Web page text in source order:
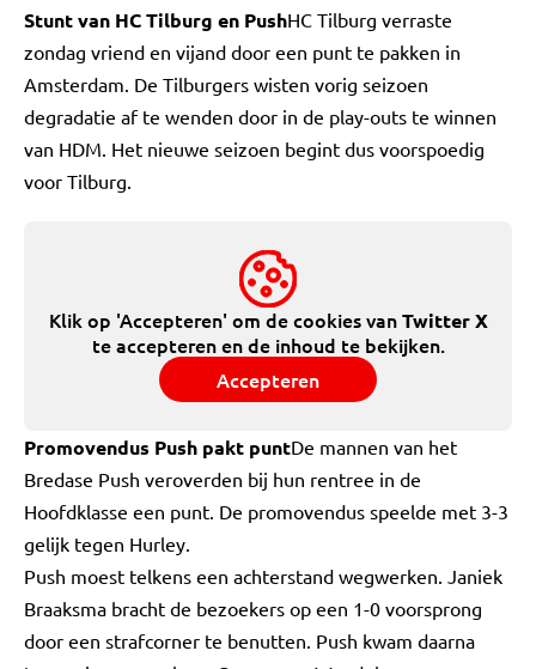
Stunt van HC Tilburg en PushHC Tilburg verraste
zondag vriend en vijand door een punt te pakken in
Amsterdam. De Tilburgers wisten vorig seizoen
degradatie af te wenden door in de play-outs te winnen
van HDM. Het nieuwe seizoen begint dus voorspoedig
voor Tilburg.
Klik op 'Accepteren' om de cookies vanTwitter X
te accepteren en de inhoud te bekijken.
Accepteren
Promovendus Push pakt puntDe mannen van het
Bredase Push veroverden bij hun rentree in de
Hoofdklasse een punt. De promovendus speelde met 3-3
gelijk tegen Hurley.
Push moest telkens een achterstand wegwerken. Janiek
Braaksma bracht de bezoekers op een 1-0 voorsprong
door een strafcorner te benutten. Push kwam daarna